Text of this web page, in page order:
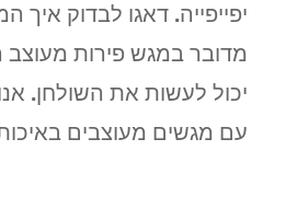
יפייפייה. דאגו לבדוק איך
מדובר במגש פירות
יכול לעשות את השולחן.
עם מגשים מעוצבים